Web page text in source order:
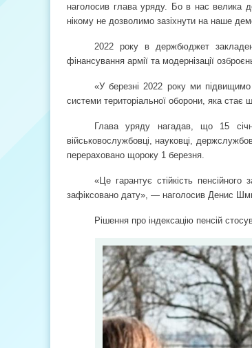
наголосив глава уряду. Бо в нас велика
нікому не дозволимо зазіхнути на наше
2022 року в держбюджет
фінансування армії та модернізації
«У березні 2022 року ми
системи територіальної оборони, яка
Глава уряду нагадав, що 15
військовослужбовці, науковці,
перераховано щороку 1 березня.
«Це гарантує стійкість
зафіксовано дату», — наголосив Денис
Рішення про індексацію пенсій